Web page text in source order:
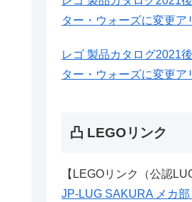
ター・ウォーズに変更ア
レゴ 製品カタログ2021
ター・ウォーズに変更ア
凸 LEGOリンク
【LEGOリンク（公認
JP-LUG SAKURA メカ部